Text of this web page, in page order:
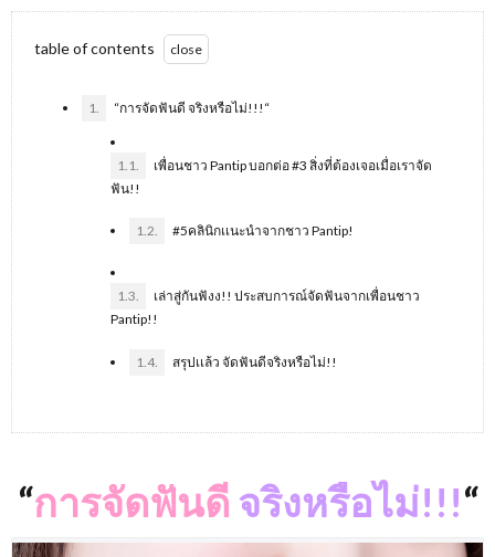
table of contents
1. “การจัดฟันดี จริงหรือไม่!!!“
1.1.
เพื่อนชาว Pantip บอกต่อ #3 สิ่งที่ต้องเจอเมื่อเราจัด
ฟัน!!
1.2. #5คลินิกเเนะนำจากชาว Pantip!
1.3.
เล่าสู่กันฟังง!! ประสบการณ์จัดฟันจากเพื่อนชาว
Pantip!!
1.4. สรุปเเล้ว จัดฟันดีจริงหรือไม่!!
“การจัดฟันดี จริงหรือไม่!!!“